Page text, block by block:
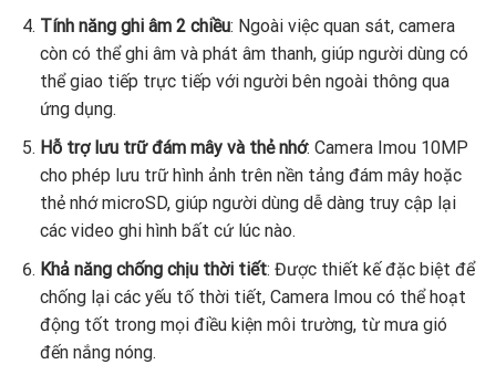
Tính năng ghi âm 2 chiều: Ngoài việc quan sát, camera
còn có thể ghi âm và phát âm thanh, giúp người dùng có
thể giao tiếp trực tiếp với người bên ngoài thông qua
ứng dụng.
Hỗ trợ lưu trữ đám mây và thẻ nhớ: Camera Imou 10MP
cho phép lưu trữ hình ảnh trên nền tảng đám mây hoặc
thẻ nhớ microSD, giúp người dùng dễ dàng truy cập lại
các video ghi hình bất cứ lúc nào.
Khả năng chống chịu thời tiết: Được thiết kế đặc biệt để
chống lại các yếu tố thời tiết, Camera Imou có thể hoạt
động tốt trong mọi điều kiện môi trường, từ mưa gió
đến nắng nóng.